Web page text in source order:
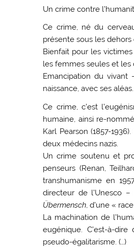
Un crime contre
Ce crime, né du
présente sous les dehors
Bienfait pour les
les femmes seules et
Emancipation du vivant
naissance, avec ses aléas.
Ce crime, c’est
humaine, ainsi re-
Karl Pearson (1857-
deux médecins nazis.
Un crime soutenu et
penseurs (Renan,
transhumanisme en
directeur de l’Unesco
Übermensch , d’une «
La machination de
eugénique. C’est-à-
pseudo-égalitarisme. (…)